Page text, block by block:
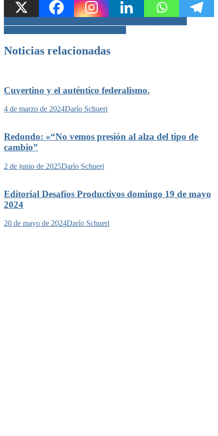
Navegación
de
entradas
Noticias relacionadas
Cuvertino y el auténtico federalismo.
4 de marzo de 2024Darío Schueri
Redondo: «“No vemos presión al alza del tipo de
cambio”
2 de junio de 2025Darío Schueri
Editorial Desafíos Productivos domingo 19 de mayo
2024
20 de mayo de 2024Darío Schueri